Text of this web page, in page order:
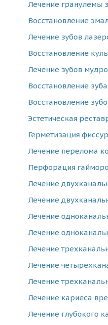
Лечение гранулемы
Восстановление
Лечение зубов
Восстановление
Лечение зубов
Восстановление
Восстановление
Эстетическая
Герметизация фиссур
Лечение перелома
Перфорация
Лечение
Лечение
Лечение
Лечение
Лечение
Лечение
Лечение
Лечение кариеса
Лечение глубокого